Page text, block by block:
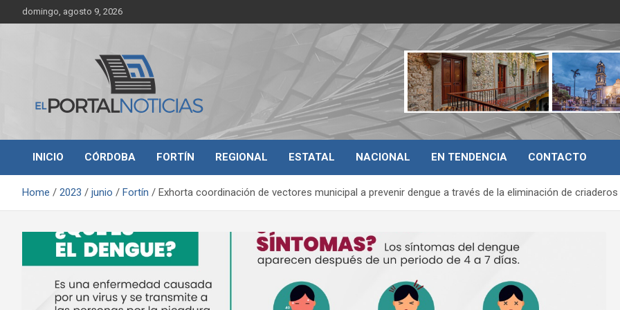
to
domingo, agosto 9, 2026
El Portal Noticias
INICIO CÓRDOBA FORTÍN REGIONAL ESTATAL NACIONAL EN TENDENCIA CONTACTO
Home 2023 junio Fortín Exhorta coordinación de vectores municipal a prevenir dengue a través de la eliminación de criaderos